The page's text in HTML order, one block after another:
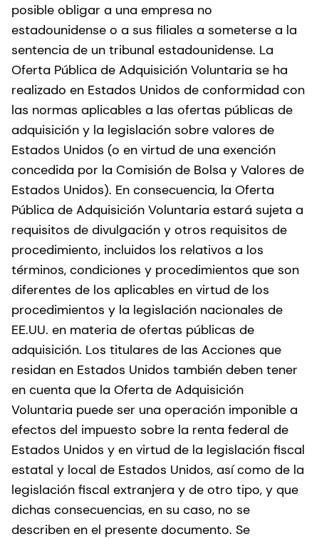
posible obligar a una empresa no
estadounidense o a sus filiales a someterse a la
sentencia de un tribunal estadounidense. La
Oferta Pública de Adquisición Voluntaria se ha
realizado en Estados Unidos de conformidad con
las normas aplicables a las ofertas públicas de
adquisición y la legislación sobre valores de
Estados Unidos (o en virtud de una exención
concedida por la Comisión de Bolsa y Valores de
Estados Unidos). En consecuencia, la Oferta
Pública de Adquisición Voluntaria estará sujeta a
requisitos de divulgación y otros requisitos de
procedimiento, incluidos los relativos a los
términos, condiciones y procedimientos que son
diferentes de los aplicables en virtud de los
procedimientos y la legislación nacionales de
EE.UU. en materia de ofertas públicas de
adquisición. Los titulares de las Acciones que
residan en Estados Unidos también deben tener
en cuenta que la Oferta de Adquisición
Voluntaria puede ser una operación imponible a
efectos del impuesto sobre la renta federal de
Estados Unidos y en virtud de la legislación fiscal
estatal y local de Estados Unidos, así como de la
legislación fiscal extranjera y de otro tipo, y que
dichas consecuencias, en su caso, no se
describen en el presente documento. Se